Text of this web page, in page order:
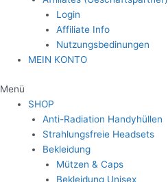
Login
Affiliate Info
Nutzungsbedinungen
MEIN KONTO
Menü
SHOP
Anti-Radiation Handyhüllen
Strahlungsfreie Headsets
Bekleidung
Mützen & Caps
Bekleidung Unisex